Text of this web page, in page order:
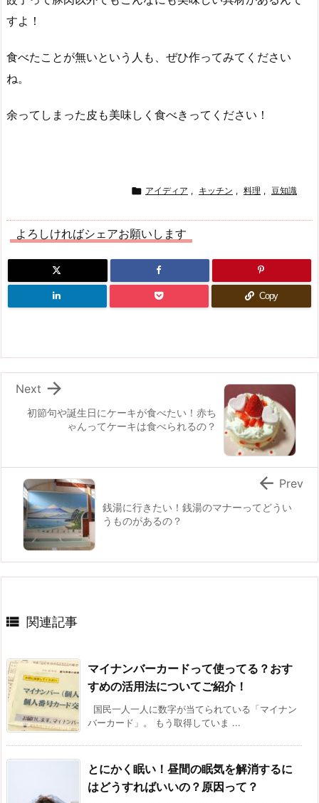
すよ！
食べたことが無いという人も、ぜひ作ってみてください
ね。
余ってしまった皮も美味しく食べきってください！
 アイディア , キッチン , 料理 , 豆知識
よろしければシェアお願いします
Copy
初節句や誕生日にケーキが食べたい！赤ち
ゃんってケーキは食べられるの？

Next
銭湯に行きたい！銭湯のマナーってどうい
うものがあるの？
 Prev
 関連記事
マイナンバーカードって使ってる？おす
すめの活用法についてご紹介！
国民一人一人に数字が当てられている「マイナン
バーカード」。 もう取得していま ...
とにかく眠い！昼間の眠気を解消するに
はどうすればいいの？原因って？